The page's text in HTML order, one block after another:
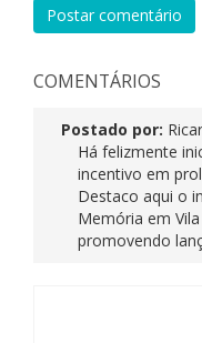
Postar comentário
COMENTÁRIOS
Postado por:
Há felizmente
incentivo em
Destaco aqui o
Memória em
promovendo